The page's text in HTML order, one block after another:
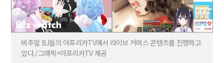
버추얼 BJ들의 아프리카TV에서 라이브 커머스 콘텐츠를 진행하고
있다./그래픽=아프리카TV 제공